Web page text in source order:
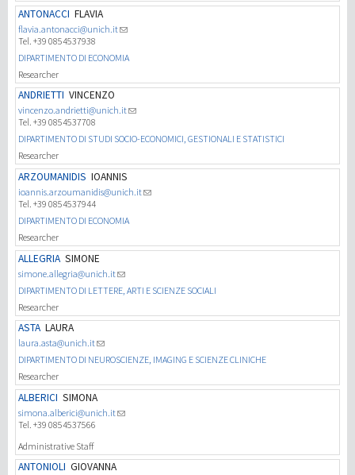
ANTONACCI FLAVIA
flavia.antonacci@unich.it
Tel. +39 0854537938
DIPARTIMENTO DI ECONOMIA
Researcher
ANDRIETTI VINCENZO
vincenzo.andrietti@unich.it
Tel. +39 0854537708
DIPARTIMENTO DI STUDI SOCIO-ECONOMICI, GESTIONALI E STATISTICI
Researcher
ARZOUMANIDIS IOANNIS
ioannis.arzoumanidis@unich.it
Tel. +39 0854537944
DIPARTIMENTO DI ECONOMIA
Researcher
ALLEGRIA SIMONE
simone.allegria@unich.it
DIPARTIMENTO DI LETTERE, ARTI E SCIENZE SOCIALI
Researcher
ASTA LAURA
laura.asta@unich.it
DIPARTIMENTO DI NEUROSCIENZE, IMAGING E SCIENZE CLINICHE
Researcher
ALBERICI SIMONA
simona.alberici@unich.it
Tel. +39 0854537566
Administrative Staff
ANTONIOLI GIOVANNA